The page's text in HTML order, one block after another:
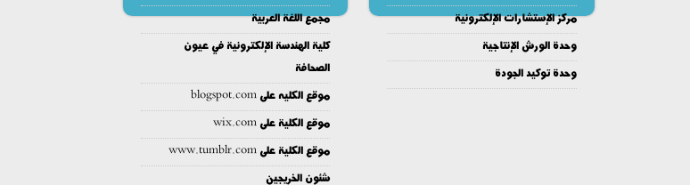
مركز الإستشارات الإلكترونية
وحدة الورش الإنتاجية
وحدة توكيد الجودة
مجمع اللغة العربية
كلية الهندسة الإلكترونية في عيون
الصحافة
موقع الكليه على blogspot.com
موقع الكلية على wix.com
موقع الكلية على www.tumblr.com
شئون الخريجين